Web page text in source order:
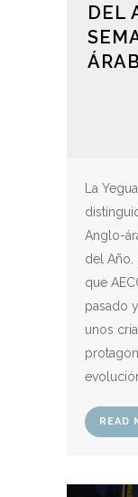
DEL
La
Anglo-
del Año.
que
pasado
unos
READ